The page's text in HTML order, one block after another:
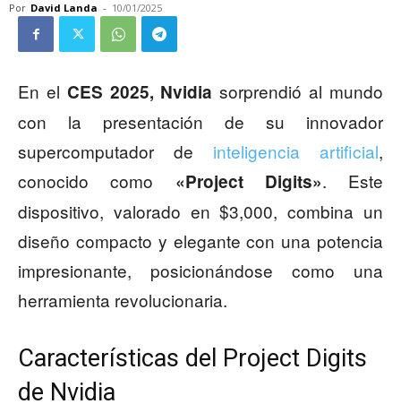
Por David Landa - 10/01/2025
En el CES 2025, Nvidia sorprendió al mundo
con la presentación de su innovador
supercomputador de inteligencia artificial,
conocido como «Project Digits». Este
dispositivo, valorado en $3,000, combina un
diseño compacto y elegante con una potencia
impresionante, posicionándose como una
herramienta revolucionaria.
Características del Project Digits
de Nvidia